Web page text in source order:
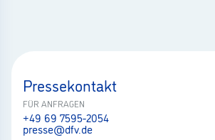
Pressekontakt
FÜR ANFRAGEN
+49 69 7595-2054
presse@dfv.de